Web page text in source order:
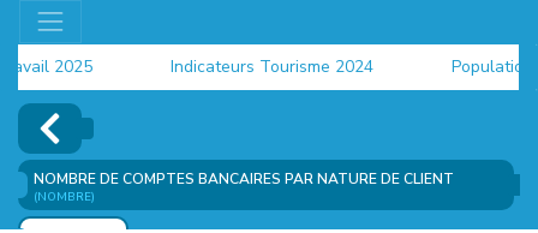
2025 Indicateurs Tourisme 2024 Population
NOMBRE DE COMPTES BANCAIRES PAR NATURE DE CLIENT
(NOMBRE)